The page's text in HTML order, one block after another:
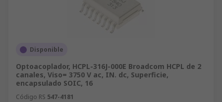
Disponible
Optoacoplador, HCPL-316J-000E Broadcom HCPL de 2
canales, Viso= 3750 V ac, IN. dc, Superficie,
encapsulado SOIC, 16
Código RS 547-4181